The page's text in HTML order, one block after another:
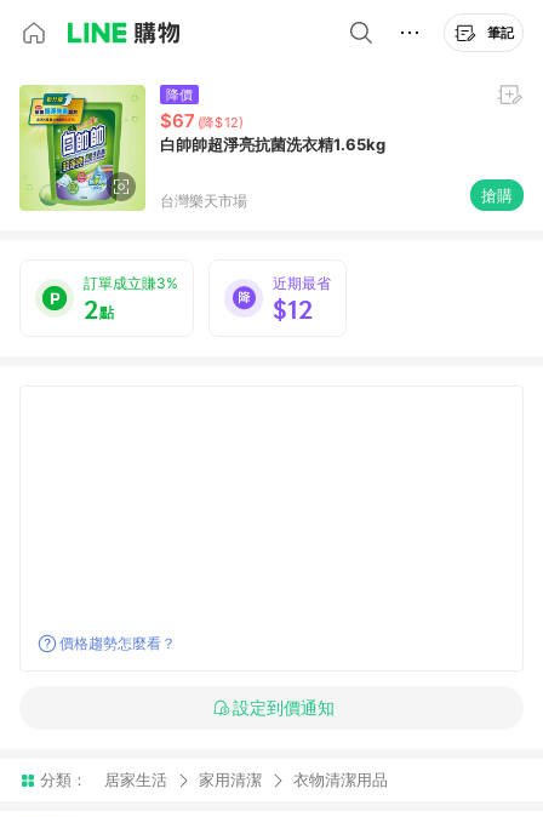
筆記
降價
$67 (降$12)
白帥帥超淨亮抗菌洗衣精1.65kg
台灣樂天市場 搶購
訂單成立賺3%
2點
近期最省
$12
價格趨勢怎麼看？
設定到價通知
分類： 居家生活 家用清潔 衣物清潔用品